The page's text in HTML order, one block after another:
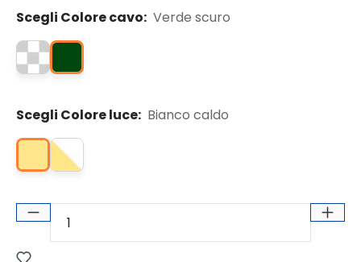
Scegli Colore cavo: Verde scuro
Scegli Colore luce: Bianco caldo